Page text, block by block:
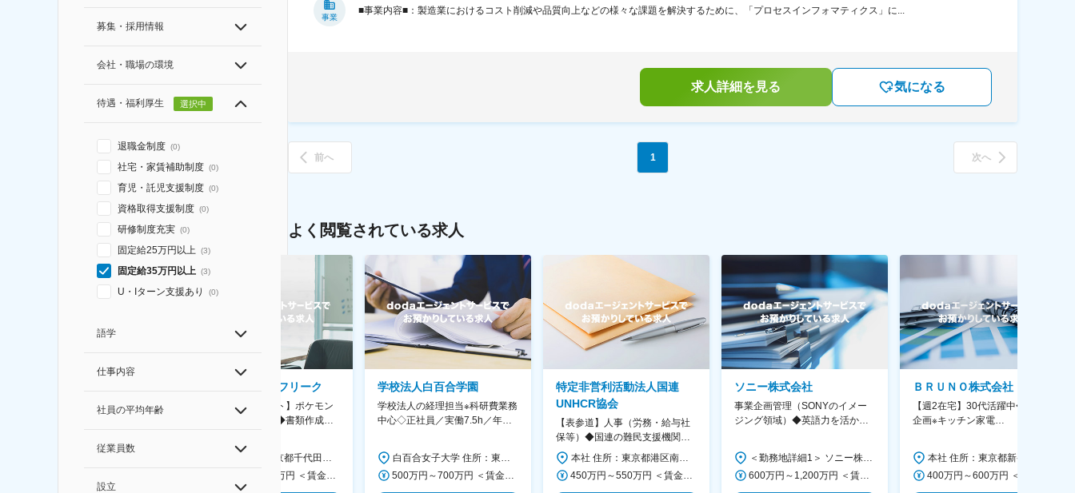
募集・採用情報
会社・職場の環境
待遇・福利厚生 選択中
退職金制度 (0)
社宅・家賃補助制度 (0)
育児・託児支援制度 (0)
資格取得支援制度 (0)
研修制度充実 (0)
固定給25万円以上 (3)
固定給35万円以上 (3)
U・Iターン支援あり (0)
語学
仕事内容
社員の平均年齢
従業員数
設立
事業
■事業内容■：製造業におけるコスト削減や品質向上などの様々な課題を解決するために、「プロセスインフォマティクス」に...
求人詳細を見る 気になる
前へ 1 次へ
よく閲覧されている求人
【横浜※一般職/転勤なし】庶
株式会社ゲームフリーク
【庶務アシスタント】ポケモン
シリーズ開発企業◆書類作成・
食事補助あり◎
本社 住所：東京都千代田区神田錦町2-2-1 KANDASQUARE 受動喫煙対策：屋内全面禁煙 変更の範囲：会社の定める事業所
350万円～500万円 ＜賃金形態＞ 月給制 ＜賃金内訳＞ 月額（基本給）：215,000円～307,000円 固定残業手当/月：76,700円～110,000円（固定残業時間45時間0分/月） 超過した時間外労働の残業手当は追加支給 ＜月給＞ 291,700円～417,000円（一律手当を含む） ＜昇給有無＞ 有 ＜残業手当＞ 有 ＜給与補足＞ ※経験・能力を考慮の上、年齢に関わりなく当社規定により優遇します。 賃金はあくまでも目安の金額であり、選考を通じて上下する可能性があります。 月給(月額)は固定手当を含めた表記です。
学校法人白百合学園
学校法人の経理担当※科研費業務
中心◇正社員／実働7.5h／年休
大学
白百合女子大学 住所：東京都調布市緑ヶ丘1-25 勤務地最寄駅：京王線／仙川駅 受動喫煙対策：屋内全面禁煙 変更の範囲：会社の定める事業所
500万円～700万円 ＜賃金形態＞ 月給制 ＜賃金内訳＞ 月額（基本給）：280,000円～430,000円 ＜月給＞ 280,000円～430,000円 ＜昇給有無＞ 有 ＜残業手当＞ 有 ＜給与補足＞ ※年齢・過去の経験に基づき、本学規定に合わせ決定 【残業手当】有 /残業時間に応じて全額支給（※想定年収に含む） 【各種手当】扶養手当/住宅手当/通勤手当 等 【賞与】年2回（6月、12月） 【昇給】年1回（4月） 賃金はあくまでも目安の金額であり、選考を通じて上下する可能性があります。 月給(月額)は固定手当を含めた表記です。
特定非営利活動法人国連
UNHCR協会
【表参道】人事（労務・給与社
保等）◆国連の難民支援機関の
活動を支える日本公式支援窓口
◆正職員登用前提
本社 住所：東京都港区南青山6-10-11 ウェスレーセンター3F 勤務地最寄駅：地下鉄各線／表参道駅 受動喫煙対策：屋内全面禁煙 変更の範囲：会社の定める事業所（リモートワーク含む）
450万円～550万円 ＜賃金形態＞ 月給制 ＜賃金内訳＞ 月額（基本給）：340,000円～420,000円 ＜月給＞ 340,000円～420,000円 ＜昇給有無＞ 有 ＜残業手当＞ 有 ＜給与補足＞ ※能力・経験によって決定します。 ■賞与あり（業績評価に応じて支給） 賃金はあくまでも目安の金額であり、選考を通じて上下する可能性があります。 月給(月額)は固定手当を含めた表記です。
ソニー株式会社
事業企画管理（SONYのイメー
ジング領域）◆英語力を活か
＜勤務地詳細1＞ ソニー株式会社 住所：神奈川県横浜市西区みなとみらい5-1-1 受動喫煙対策：屋内全面禁煙 ＜勤務地詳細2＞ ソニーシティ大崎 住所：東京都品川区大崎2-10-1 勤務地最寄駅：JR線／大崎駅 受動喫煙対策：屋内全面禁煙 変更の範囲：会社の定める事業所（リモートワーク含む）
600万円～1,200万円 ＜賃金形態＞ 月給制 ＜賃金内訳＞ 月額（基本給）：350,000円～500,000円 ＜月給＞ 350,000円～500,000円 ＜昇給有無＞ 有 ＜残業手当＞ 有 ＜給与補足＞ ※年収は経験や能力を考慮の上、当社規定により決定します。 賃金はあくまでも目安の金額であり、選考を通じて上下する可能性があります。 月給(月額)は固定手当を含めた表記です。
ＢＲＵＮＯ株式会社
【週2在宅】30代活躍中◆商品
企画※キッチン家電
画～調達／働き方◎